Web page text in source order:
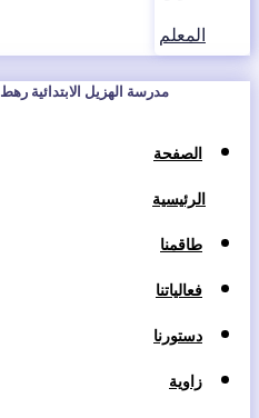
المعلم
مدرسة الهزيل الابتدائية رهط
الصفحة
الرئيسية
طاقمنا
فعالياتنا
دستورنا
زاوية